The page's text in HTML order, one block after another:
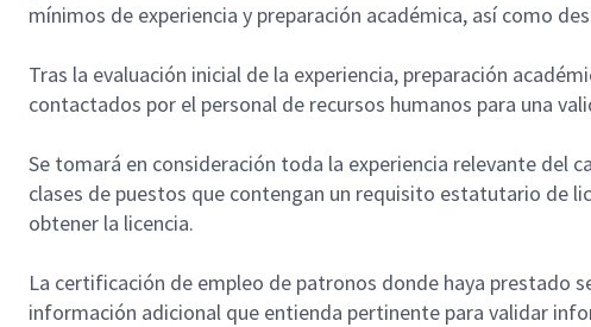
mínimos de experiencia y preparación académica, así como
Tras la evaluación inicial de la experiencia, preparación
contactados por el personal de recursos humanos para una
Se tomará en consideración toda la experiencia relevante del
clases de puestos que contengan un requisito estatutario de
obtener la licencia.
La certificación de empleo de patronos donde haya prestado
información adicional que entienda pertinente para validar